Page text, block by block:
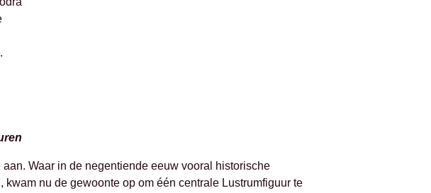
Waar in de negentiende eeuw vooral historische
nu de gewoonte op om één centrale Lustrumfiguur te